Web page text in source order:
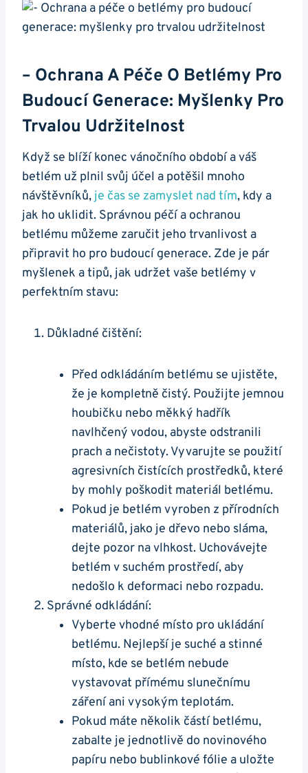
– Ochrana A Péče O Betlémy Pro
Budoucí Generace: Myšlenky Pro
Trvalou Udržitelnost
Když se blíží konec vánočního období a váš
betlém už plnil svůj účel a potěšil mnoho
návštěvníků, je čas se zamyslet nad tím, kdy a
jak ho uklidit. Správnou péčí a ochranou
betlému můžeme zaručit jeho trvanlivost a
připravit ho pro budoucí generace. Zde je pár
myšlenek a tipů, jak udržet vaše betlémy v
perfektním stavu:
Důkladné čištění:
Před odkládáním betlému se ujistěte,
že je kompletně čistý. Použijte jemnou
houbičku nebo měkký hadřík
navlhčený vodou, abyste odstranili
prach a nečistoty. Vyvarujte se použití
agresivních čistících prostředků, které
by mohly poškodit materiál betlému.
Pokud je betlém vyroben z přírodních
materiálů, jako je dřevo nebo sláma,
dejte pozor na vlhkost. Uchovávejte
betlém v suchém prostředí, aby
nedošlo k deformaci nebo rozpadu.
Správné odkládání:
Vyberte vhodné místo pro ukládání
betlému. Nejlepší je suché a stinné
místo, kde se betlém nebude
vystavovat přímému slunečnímu
záření ani vysokým teplotám.
Pokud máte několik částí betlému,
zabalte je jednotlivě do novinového
papíru nebo bublinkové fólie a uložte